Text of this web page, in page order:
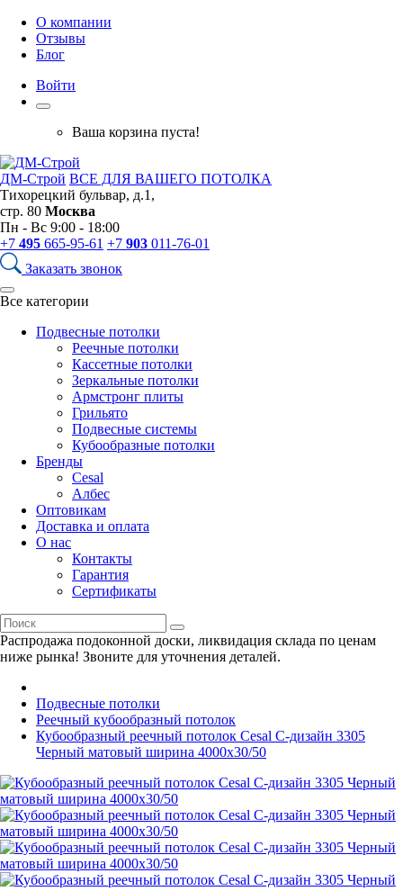
О компании
Отзывы
Блог
Войти
Ваша корзина пуста!
ДМ-Строй ВСЕ ДЛЯ ВАШЕГО ПОТОЛКА
Тихорецкий бульвар, д.1,
стр. 80 Москва
Пн - Вс 9:00 - 18:00
+7 495 665-95-61 +7 903 011-76-01
Заказать звонок
Все категории
Подвесные потолки
Реечные потолки
Кассетные потолки
Зеркальные потолки
Армстронг плиты
Грильято
Подвесные системы
Кубообразные потолки
Бренды
Cesal
Албес
Оптовикам
Доставка и оплата
О нас
Контакты
Гарантия
Сертификаты
Распродажа подоконной доски, ликвидация склада по ценам
ниже рынка! Звоните для уточнения деталей.
Подвесные потолки
Реечный кубообразный потолок
Кубообразный реечный потолок Cesal C-дизайн 3305
Черный матовый ширина 4000х30/50